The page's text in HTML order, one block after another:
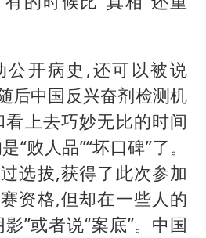
公开病史,还可以被说
后中国反兴奋剂检测机
上去巧妙无比的时间
“败人品”“坏口碑”了。
选拔,获得了此次参加
资格,但却在一些人的
”或者说“案底”。中国